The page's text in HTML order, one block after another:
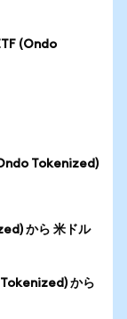
(Ondo
Tokenized)
から 米ドル
から